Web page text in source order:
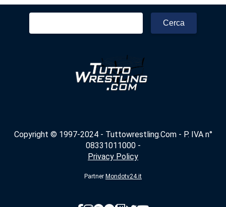
Ricerca
Copyright © 1997-2024 - Tuttowrestling.Com - P. IVA n°
08331011000 -
Privacy Policy
Partner Mondotv24.it